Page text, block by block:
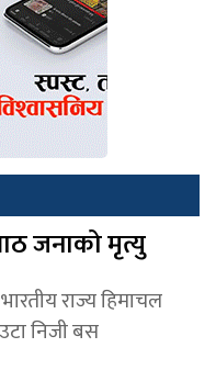
जनाको मृत्यु
राज्य हिमाचल
निजी बस